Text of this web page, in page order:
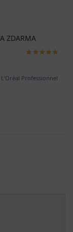
ZDARMA
L’Oréal Professionnel